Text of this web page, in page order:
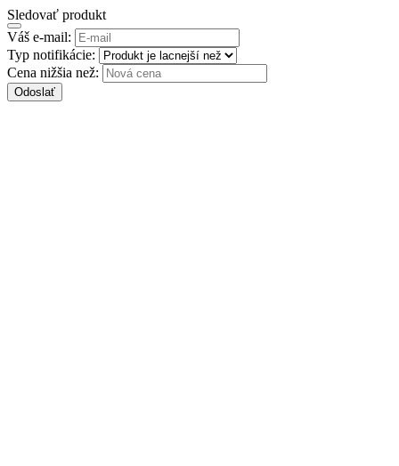
Sledovať produkt
Váš e-mail:
Typ notifikácie:
Cena nižšia než:
Odoslať